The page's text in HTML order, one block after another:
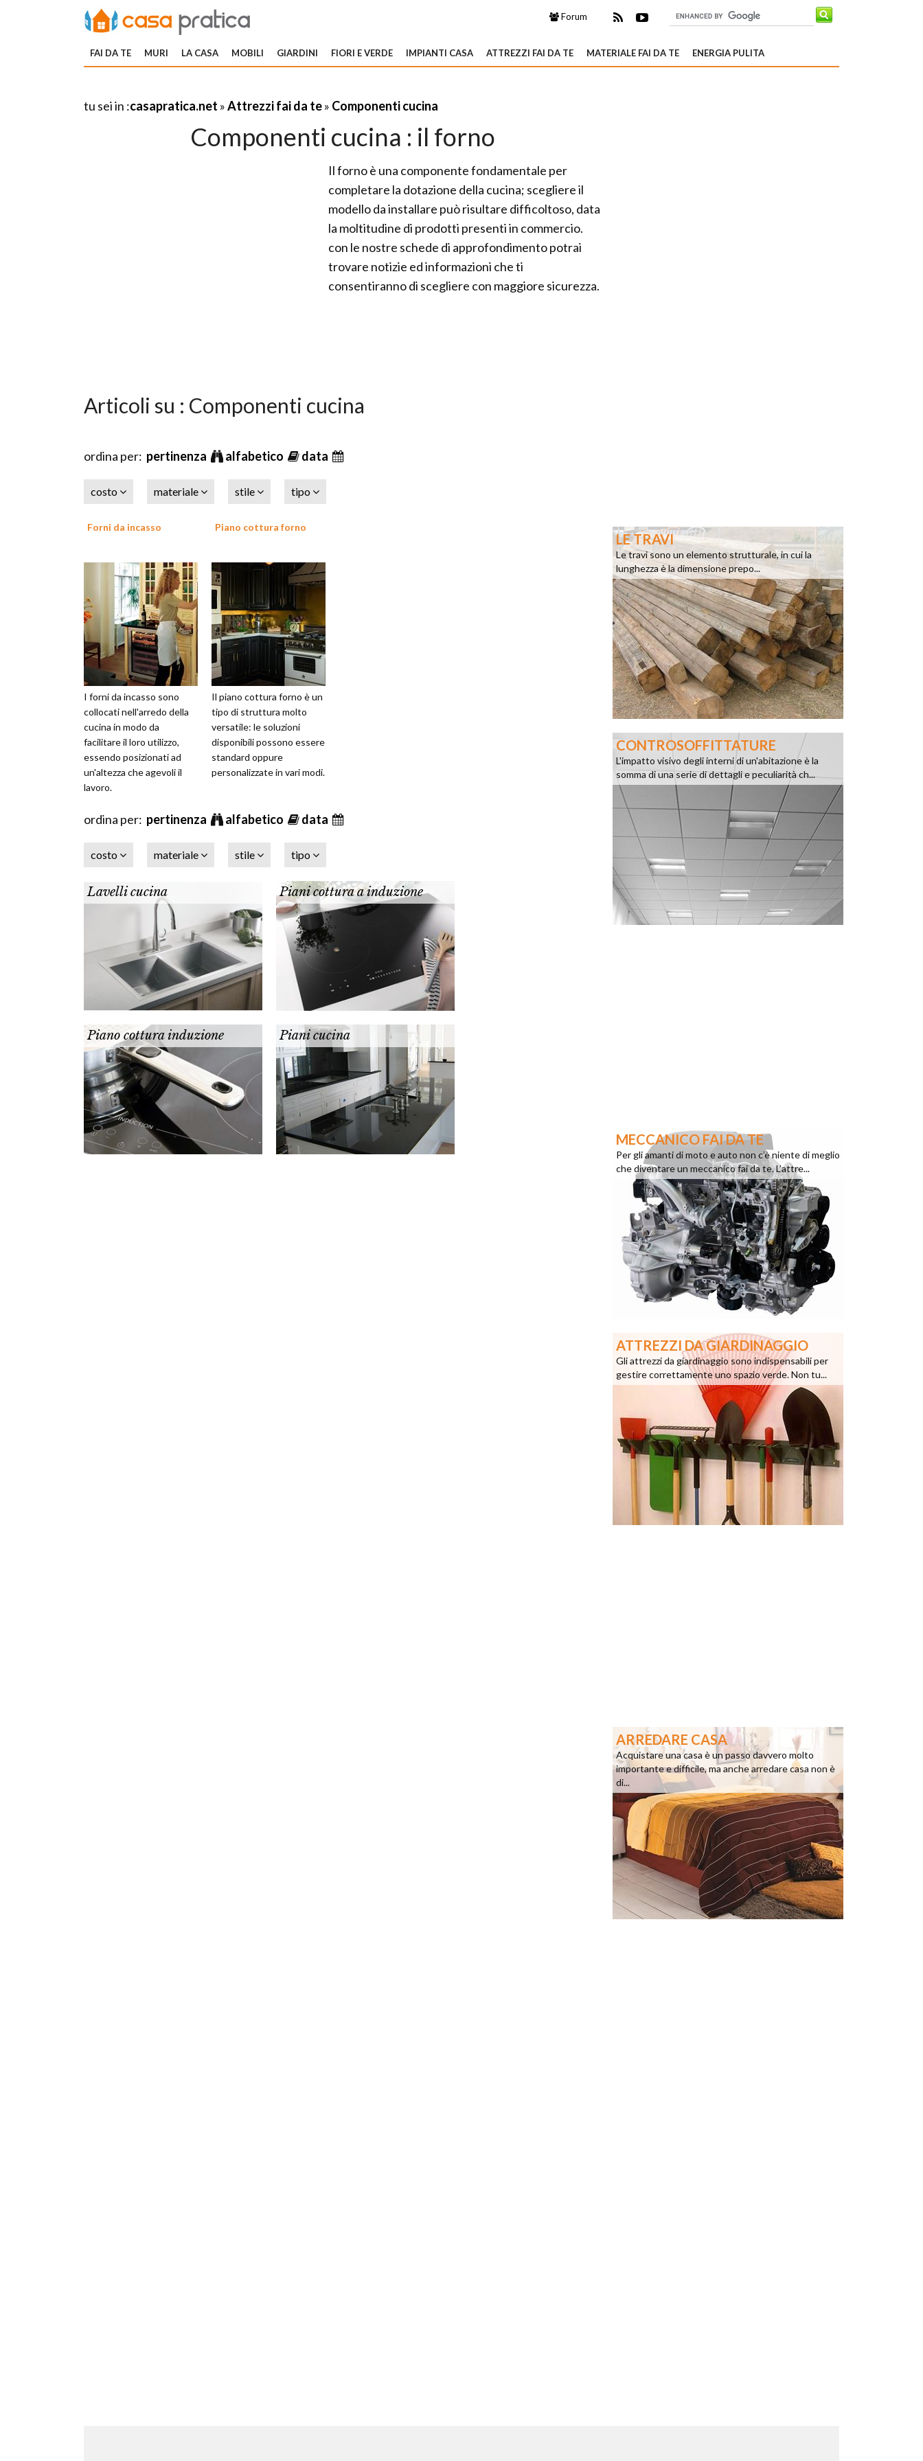
Forum
FAI DA TE MURI LA CASA MOBILI GIARDINI FIORI E VERDE IMPIANTI CASA ATTREZZI FAI DA TE MATERIALE FAI DA TE ENERGIA PULITA
tu sei in :casapratica.net »Attrezzi fai da te» Componenti cucina
Componenti cucina : il forno
Il forno è una componente fondamentale per
completare la dotazione della cucina; scegliere il
modello da installare può risultare difficoltoso, data
la moltitudine di prodotti presenti in commercio.
con le nostre schede di approfondimento potrai
trovare notizie ed informazioni che ti
consentiranno di scegliere con maggiore sicurezza.
Articoli su : Componenti cucina
ordina per: pertinenza alfabetico data
costo materiale stile tipo
Forni da incasso
I forni da incasso sono
collocati nell'arredo della
cucina in modo da
facilitare il loro utilizzo,
essendo posizionati ad
un'altezza che agevoli il
lavoro.
Piano cottura forno
Il piano cottura forno è un
tipo di struttura molto
versatile: le soluzioni
disponibili possono essere
standard oppure
personalizzate in vari modi.
ordina per: pertinenza alfabetico data
costo materiale stile tipo
Lavelli cucina Piani cottura a induzione
Piano cottura induzione Piani cucina
LE TRAVI
Le travi sono un elemento strutturale, in cui la
lunghezza è la dimensione prepo...
CONTROSOFFITTATURE
L'impatto visivo degli interni di un'abitazione è la
somma di una serie di dettagli e peculiarità ch...
MECCANICO FAI DA TE
Per gli amanti di moto e auto non c’è niente di meglio
che diventare un meccanico fai da te. L’attre...
ATTREZZI DA GIARDINAGGIO
Gli attrezzi da giardinaggio sono indispensabili per
gestire correttamente uno spazio verde. Non tu...
ARREDARE CASA
Acquistare una casa è un passo davvero molto
importante e difficile, ma anche arredare casa non è
di...